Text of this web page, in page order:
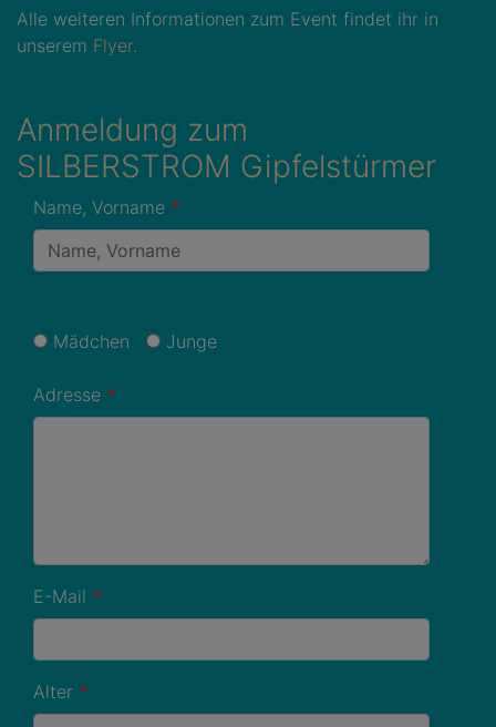
Alle weiteren Informationen zum Event findet ihr in
unserem Flyer.
Anmeldung zum
SILBERSTROM Gipfelstürmer
Name, Vorname *
Mädchen Junge
Adresse *
E-Mail *
Alter *